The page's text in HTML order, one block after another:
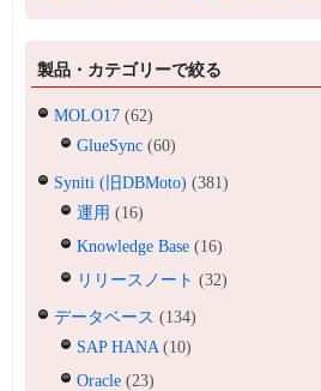
製品・カテゴリーで絞る
MOLO17 (62)
GlueSync (60)
Syniti (旧DBMoto) (381)
運用 (16)
Knowledge Base (16)
リリースノート (32)
データベース (134)
SAP HANA (10)
Oracle (23)